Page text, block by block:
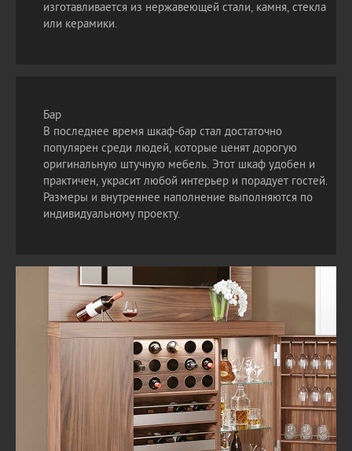
изготавливается из нержавеющей стали, камня, стекла
или керамики.
Бар
В последнее время шкаф-бар стал достаточно
популярен среди людей, которые ценят дорогую
оригинальную штучную мебель. Этот шкаф удобен и
практичен, украсит любой интерьер и порадует гостей.
Размеры и внутреннее наполнение выполняются по
индивидуальному проекту.